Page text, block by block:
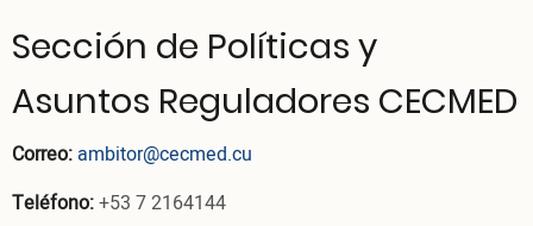
Sección de Políticas y
Asuntos Reguladores CECMED
Correo:ambitor@cecmed.cu
Teléfono:+53 7 2164144